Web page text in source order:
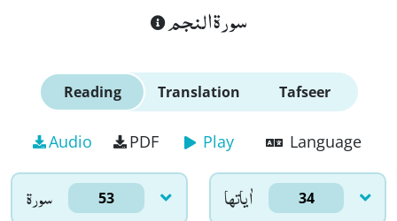
سورة النجم
Reading Translation Tafseer
Audio PDF Play Language
سورۃ 53 اٰياتها 34